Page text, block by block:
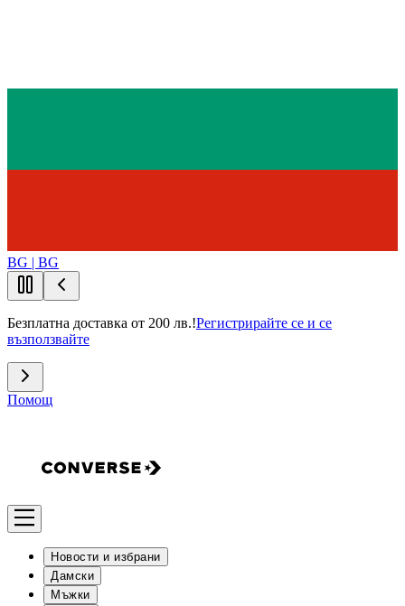
BG | BG
Безплатна доставка от 200 лв.!Регистрирайте се и се
възползвайте
Помощ
Новости и избрани
Дамски
Мъжки